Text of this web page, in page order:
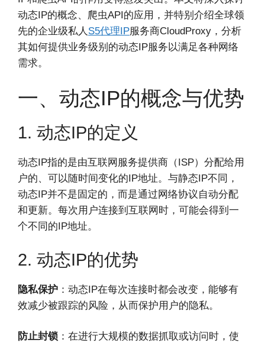
动态IP的概念、爬虫API的应用，并特别介绍全球领
先的企业级私人 S5代理IP服务商CloudProxy，分析
其如何提供业务级别的动态IP服务以满足各种网络
需求。
一、动态IP的概念与优势
1. 动态IP的定义
动态IP指的是由互联网服务提供商（ISP）分配给用
户的、可以随时间变化的IP地址。与静态IP不同，
动态IP并不是固定的，而是通过网络协议自动分配
和更新。每次用户连接到互联网时，可能会得到一
个不同的IP地址。
2. 动态IP的优势
隐私保护 ：动态IP在每次连接时都会改变，能够有
效减少被跟踪的风险，从而保护用户的隐私。
防止封锁 ：在进行大规模的数据抓取或访问时，使